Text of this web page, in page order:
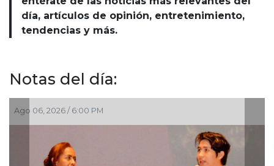
día, artículos de opinión, entretenimiento,
tendencias y más.
Notas del día:
Ago 06, 2026 / 10:01 AM